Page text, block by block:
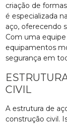
criação de
é especializada
aço, oferecendo
Com uma
equipamentos
segurança em
CIVIL
A estrutura de
construção civil.